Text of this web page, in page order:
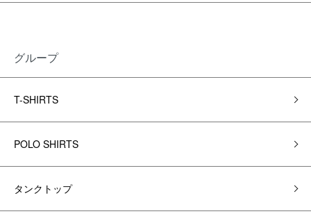
グループ
T-SHIRTS
POLO SHIRTS
タンクトップ